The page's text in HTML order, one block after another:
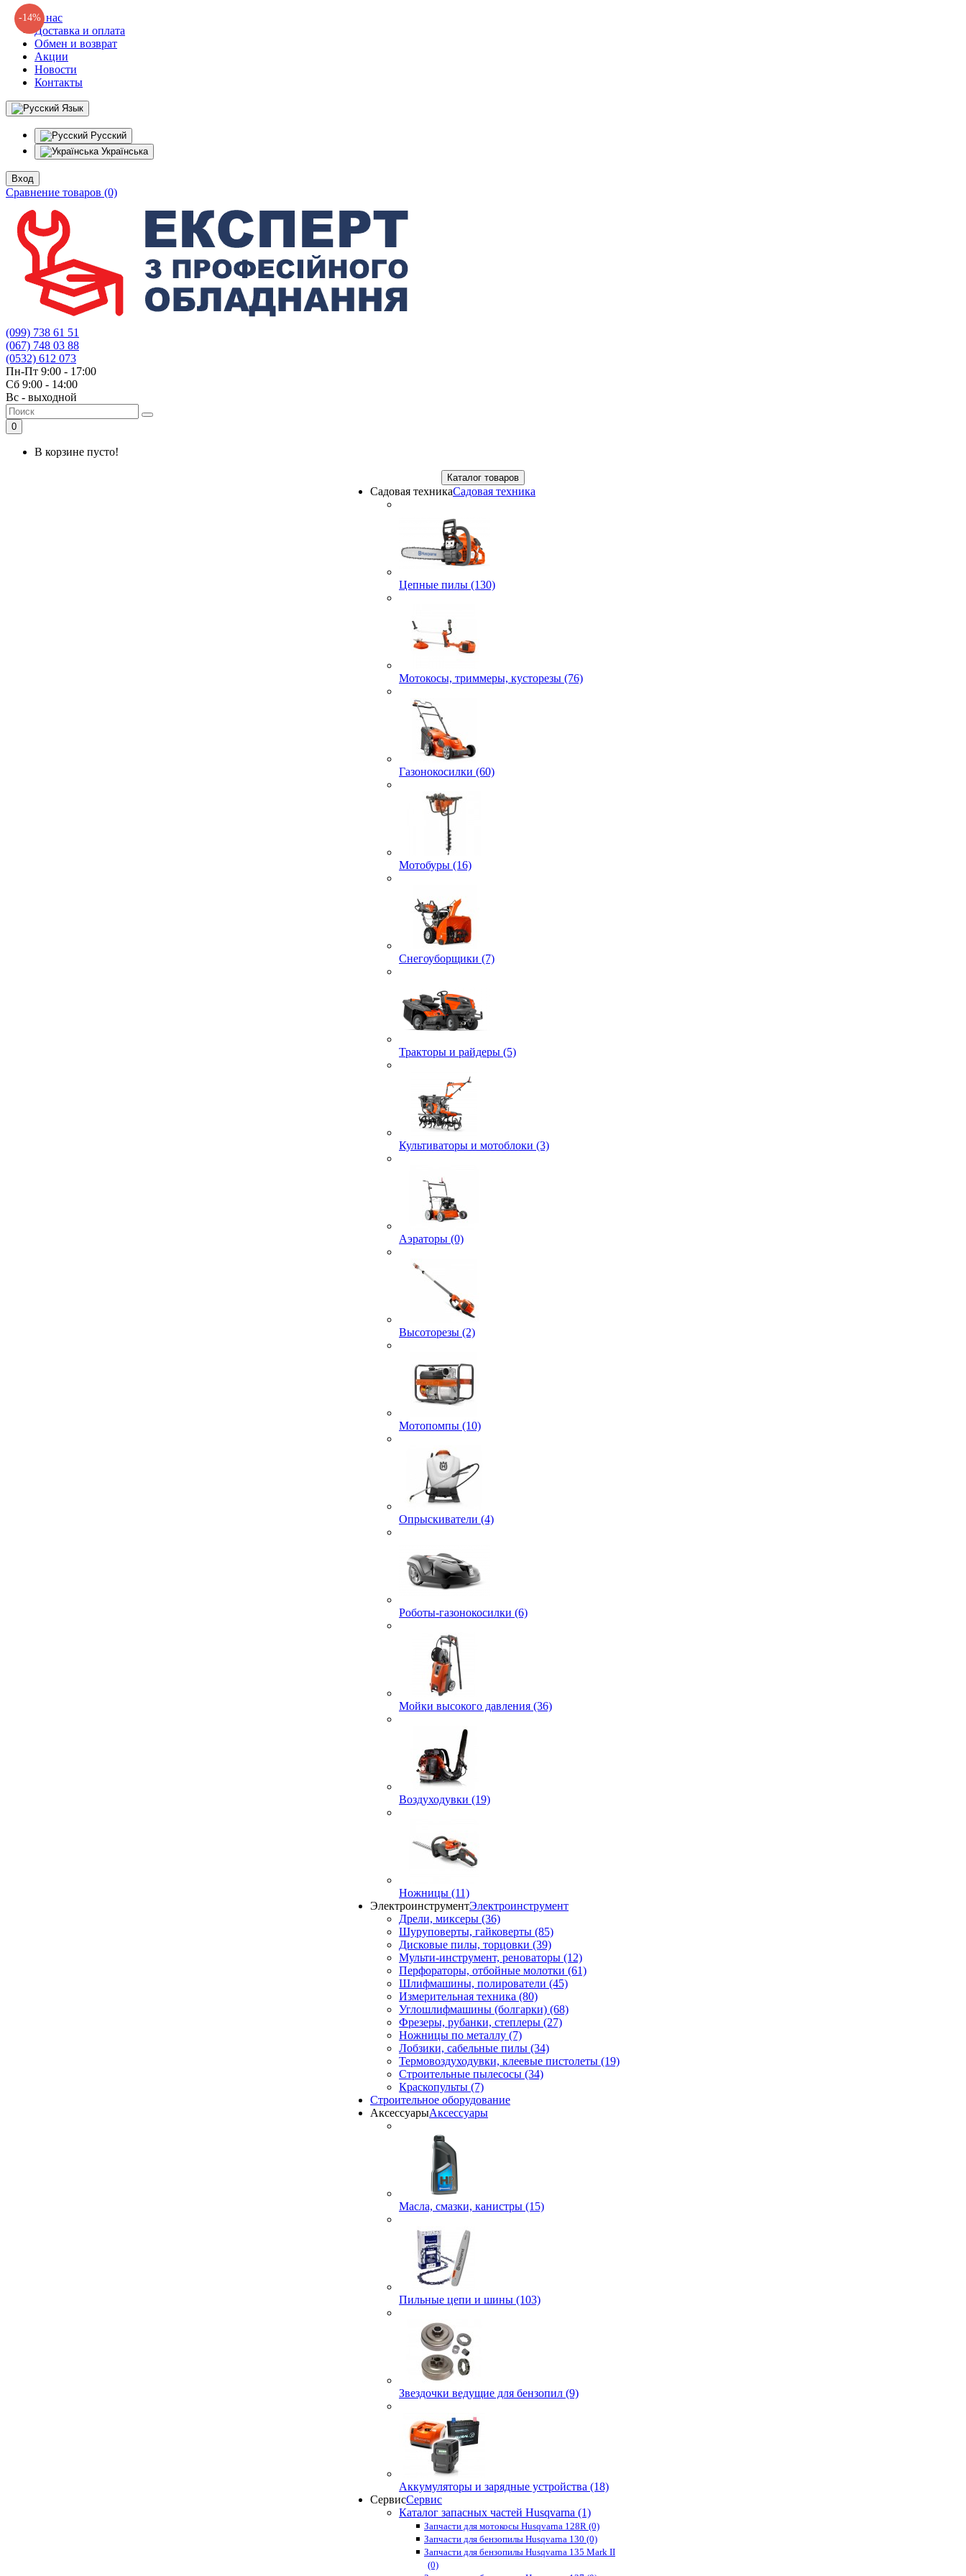
О нас
Доставка и оплата
Обмен и возврат
Акции
Новости
Контакты
Язык
Русский
Українська
Вход
Сравнение товаров (0)
(099) 738 61 51
(067) 748 03 88
(0532) 612 073
Пн-Пт 9:00 - 17:00
Сб 9:00 - 14:00
Вс - выходной
0
В корзине пусто!
Каталог товаров
Садовая техникаСадовая техника
Цепные пилы (130)
Мотокосы, триммеры, кусторезы (76)
Газонокосилки (60)
Мотобуры (16)
Снегоуборщики (7)
Тракторы и райдеры (5)
Культиваторы и мотоблоки (3)
Аэраторы (0)
Высоторезы (2)
Мотопомпы (10)
Опрыскиватели (4)
Роботы-газонокосилки (6)
Мойки высокого давления (36)
Воздуходувки (19)
Ножницы (11)
ЭлектроинструментЭлектроинструмент
Дрели, миксеры (36)
Шуруповерты, гайковерты (85)
Дисковые пилы, торцовки (39)
Мульти-инструмент, реноваторы (12)
Перфораторы, отбойные молотки (61)
Шлифмашины, полирователи (45)
Измерительная техника (80)
Углошлифмашины (болгарки) (68)
Фрезеры, рубанки, степлеры (27)
Ножницы по металлу (7)
Лобзики, сабельные пилы (34)
Термовоздуходувки, клеевые пистолеты (19)
Строительные пылесосы (34)
Краскопульты (7)
Строительное оборудование
АксессуарыАксессуары
Масла, смазки, канистры (15)
Пильные цепи и шины (103)
Звездочки ведущие для бензопил (9)
Аккумуляторы и зарядные устройства (18)
СервисСервис
Каталог запасных частей Husqvarna (1)
Запчасти для мотокосы Husqvarna 128R (0)
Запчасти для бензопилы Husqvarna 130 (0)
Запчасти для бензопилы Husqvarna 135 Mark II
(0)
-14%